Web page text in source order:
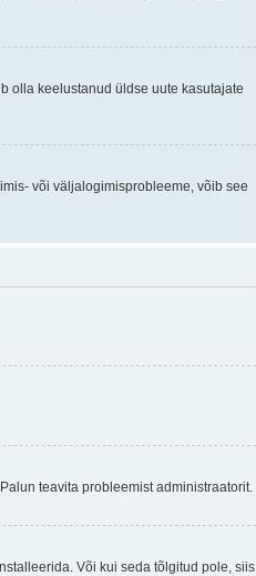
olla keelustanud üldse uute kasutajate
või väljalogimisprobleeme, võib see
teavita probleemist administraatorit.
Või kui seda tõlgitud pole, siis